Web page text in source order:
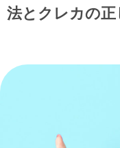
法とクレカの